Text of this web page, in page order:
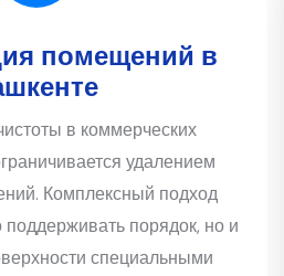
помещений в
в коммерческих
удалением
Комплексный подход
поддерживать порядок, но и
специальными